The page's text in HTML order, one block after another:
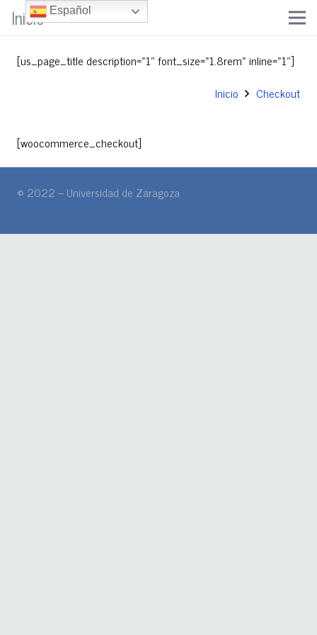
Inicio
[us_page_title description=»1″ font_size=»1.8rem» inline=»1″]
Inicio
Checkout
[woocommerce_checkout]
© 2022 – Universidad de Zaragoza
Español